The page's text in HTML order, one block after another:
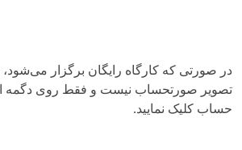
در صورتی که کارگاه رایگان برگزار می‌شود،
تصویر صورتحساب نیست و فقط روی دگمه
حساب کلیک نمایید.